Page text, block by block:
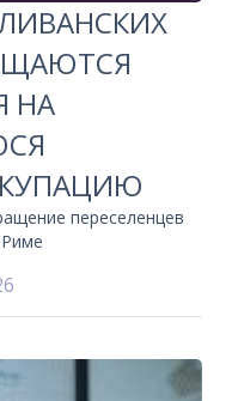
НА
переселенцев